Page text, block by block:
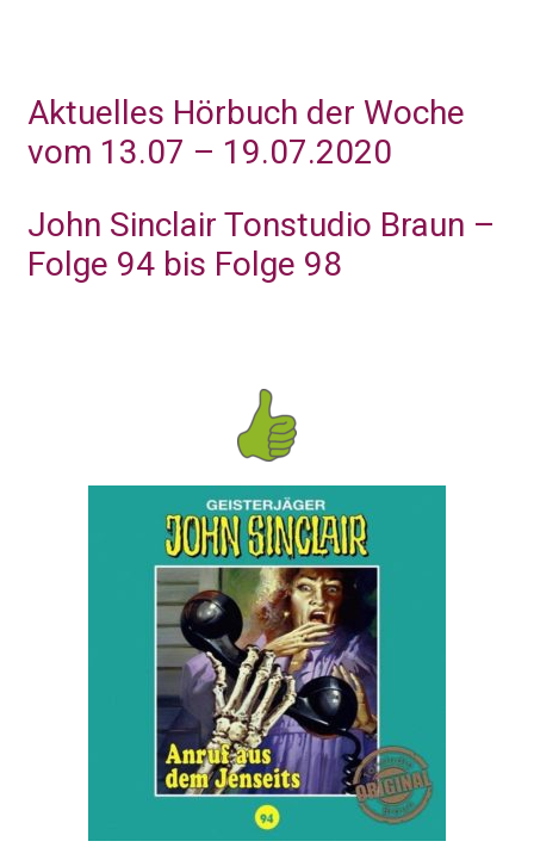
Aktuelles Hörbuch der Woche
vom 13.07 – 19.07.2020
John Sinclair Tonstudio Braun –
Folge 94 bis Folge 98